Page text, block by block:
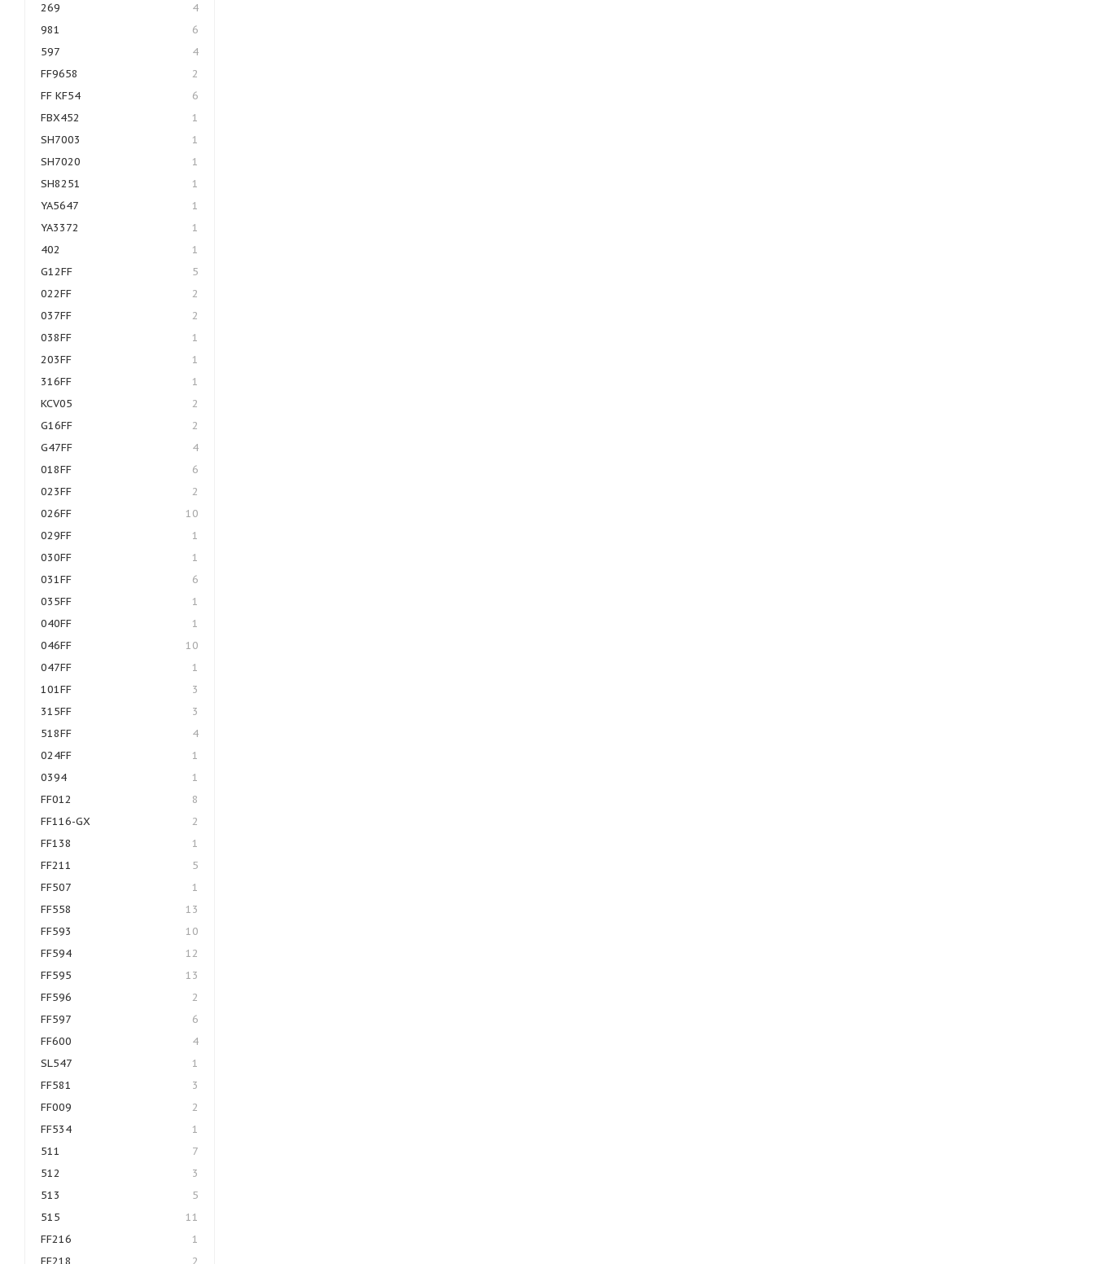
269
4
981
6
597
4
FF9658
2
FF KF54
6
FBX452
1
SH7003
1
SH7020
1
SH8251
1
YA5647
1
YA3372
1
402
1
G12FF
5
022FF
2
037FF
2
038FF
1
203FF
1
316FF
1
KCV05
2
G16FF
2
G47FF
4
018FF
6
023FF
2
026FF
10
029FF
1
030FF
1
031FF
6
035FF
1
040FF
1
046FF
10
047FF
1
101FF
3
315FF
3
518FF
4
024FF
1
0394
1
FF012
8
FF116-GX
2
FF138
1
FF211
5
FF507
1
FF558
13
FF593
10
FF594
12
FF595
13
FF596
2
FF597
6
FF600
4
SL547
1
FF581
3
FF009
2
FF534
1
511
7
512
3
513
5
515
11
FF216
1
FF218
2